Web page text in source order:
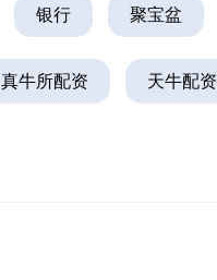
银行 聚宝盆
真牛所配资 天牛配资